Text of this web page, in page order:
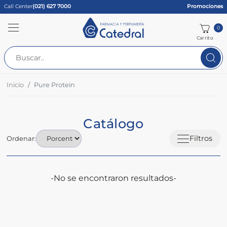
Call Center(021) 627 7000 Promociones
Carrito
0
Inicio Pure Protein
Catálogo
Filtros
Ordenar:
-No se encontraron resultados-